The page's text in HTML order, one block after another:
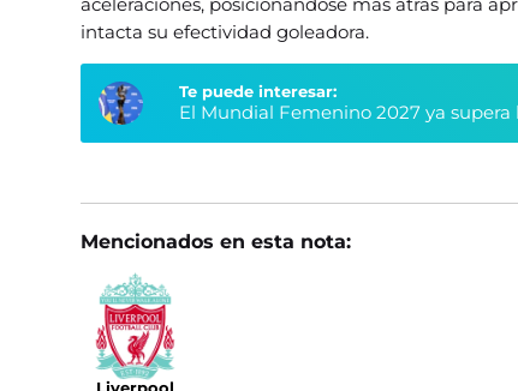
intacta su efectividad goleadora.
Te puede interesar:
El Mundial Femenino 2027 ya
Mencionados en esta nota: